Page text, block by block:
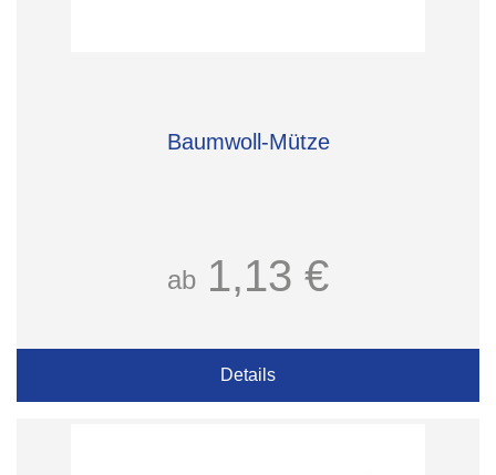
Baumwoll-Mütze
ab 1,13 €
Details